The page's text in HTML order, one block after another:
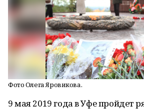
Фото Олега Яровикова.
9 мая 2019 года в Уфе пройдет